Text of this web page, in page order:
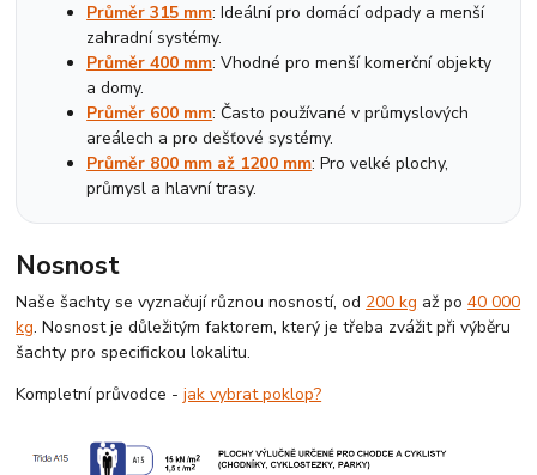
Průměr 315 mm: Ideální pro domácí odpady a menší
zahradní systémy.
Průměr 400 mm: Vhodné pro menší komerční objekty
a domy.
Průměr 600 mm: Často používané v průmyslových
areálech a pro dešťové systémy.
Průměr 800 mm až 1200 mm: Pro velké plochy,
průmysl a hlavní trasy.
Nosnost
Naše šachty se vyznačují různou nosností, od 200 kg až po40 000
kg. Nosnost je důležitým faktorem, který je třeba zvážit při výběru
šachty pro specifickou lokalitu.
Kompletní průvodce -jak vybrat poklop?